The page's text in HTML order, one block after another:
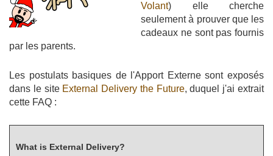
Volant) elle cherche
seulement à prouver que les
cadeaux ne sont pas fournis
par les parents.
Les postulats basiques de l'Apport Externe sont exposés
dans le site External Delivery the Future, duquel j'ai extrait
cette FAQ :
What is External Delivery?